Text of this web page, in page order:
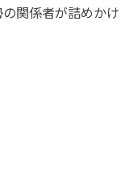
関係者が詰めかけ